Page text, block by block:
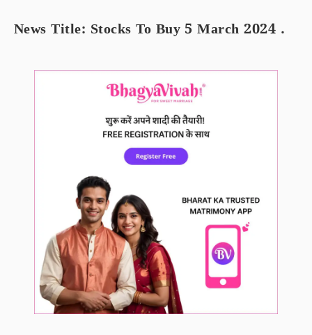
News Title: Stocks To Buy 5 March 2024 .